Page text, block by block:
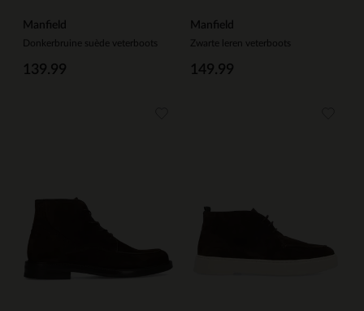
Manfield
Donkerbruine suède veterboots
139.99
Manfield
Zwarte leren veterboots
149.99